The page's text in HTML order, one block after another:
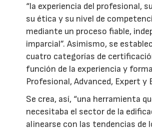
“la experiencia del profesional,
su ética y su nivel de
mediante un proceso fiable,
imparcial”. Asimismo, se
cuatro categorías de
función de la experiencia y
Profesional, Advanced, Expert y
Se crea, así, “una herramienta
necesitaba el sector de la
alinearse con las tendencias de